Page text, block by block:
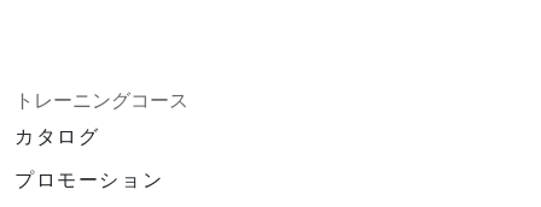
トレーニングコース
カタログ
プロモーション